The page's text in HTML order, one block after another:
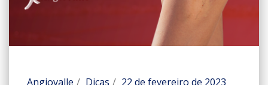
Angiovalle Dicas 22 de fevereiro de 2023